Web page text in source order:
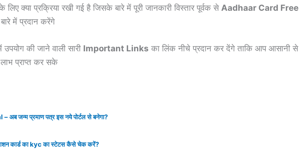
क्या प्रक्रिया रखी गई है जिसके बारे में पूरी जानकारी विस्तार पूर्वक से Aadhaar Card Free
में प्रदान करेंगे
की जाने वाली सारी Important Links का लिंक नीचे प्रदान कर देंगे ताकि आप आसानी से
प्राप्त कर सके
जन्म प्रमाण पत्र इस नये पोर्टल से बनेगा?
कार्ड का kyc का स्टेटस कैसे चेक करें?